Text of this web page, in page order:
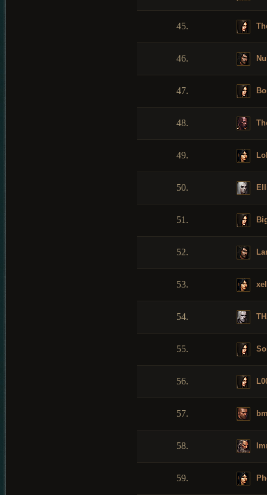
45.
46.
47.
48.
49.
50.
51.
52.
53.
54.
55.
56.
57.
58.
59.